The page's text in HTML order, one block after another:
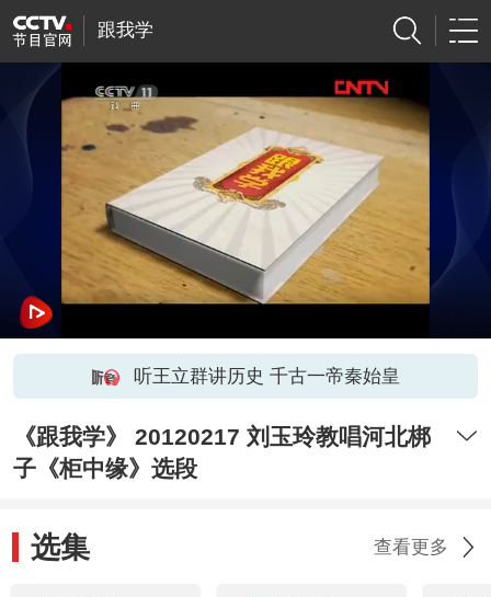
跟我学
听王立群讲历史 千古一帝秦始皇
《跟我学》 20120217 刘玉玲教唱河北梆
子《柜中缘》选段
选集 查看更多